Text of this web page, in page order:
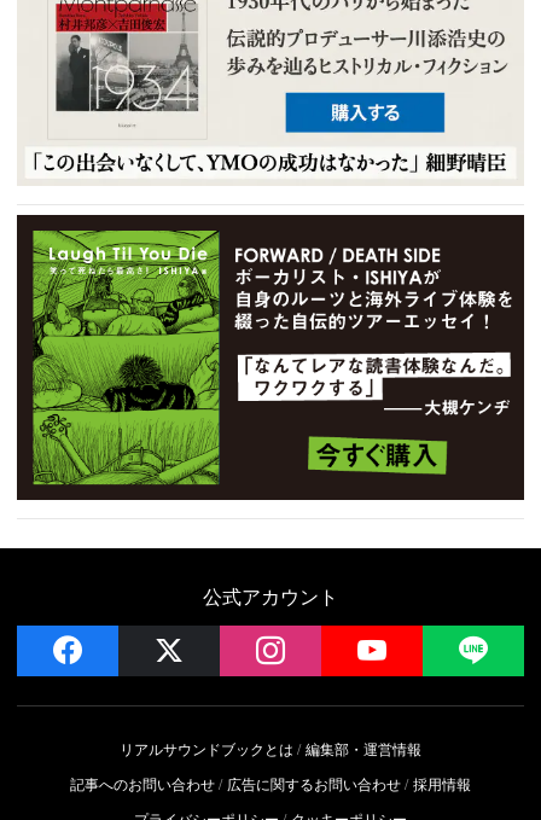
公式アカウント
facebook instagram YouTube
リアルサウンドブックとは
編集部・運営情報
記事へのお問い合わせ
広告に関するお問い合わせ 採用情報